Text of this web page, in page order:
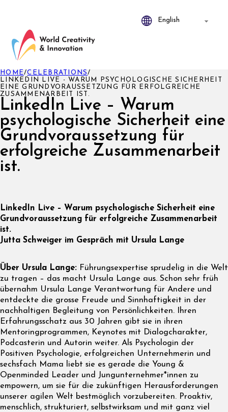
LinkedIn Live – Warum
psychologische Sicherheit eine
Grundvoraussetzung für
erfolgreiche Zusammenarbeit
ist.
HOME/CELEBRATIONS/
LINKEDIN LIVE - WARUM PSYCHOLOGISCHE SICHERHEIT
EINE GRUNDVORAUSSETZUNG FÜR ERFOLGREICHE
ZUSAMMENARBEIT IST.
LinkedIn Live – Warum psychologische Sicherheit eine
Grundvoraussetzung für erfolgreiche Zusammenarbeit
ist.
Jutta Schweiger im Gespräch mit Ursula Lange
Über Ursula Lange: Führungsexpertise sprudelig in die Welt
zu tragen – das macht Ursula Lange aus. Schon sehr früh
übernahm Ursula Lange Verantwortung für Andere und
entdeckte die grosse Freude und Sinnhaftigkeit in der
nachhaltigen Begleitung von Persönlichkeiten. Ihren
Erfahrungsschatz aus 30 Jahren gibt sie in ihren
Mentoringprogrammen, Keynotes mit Dialogcharakter,
Podcasterin und Autorin weiter. Als Psychologin der
Positiven Psychologie, erfolgreichen Unternehmerin und
sechsfach Mama liebt sie es gerade die Young &
Openminded Leader und Jungunternehmer*innen zu
empowern, um sie für die zukünftigen Herausforderungen
unserer agilen Welt bestmöglich vorzubereiten. Proaktiv,
menschlich, strukturiert, selbstwirksam und mit ganz viel